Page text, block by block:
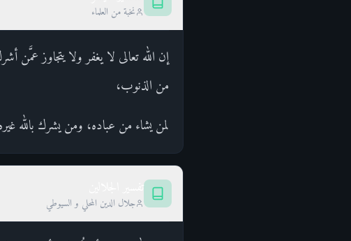
نخبة من العلماء
إن الله تعالى لا يغفر ولا يتجاوز عمَّن
من الذنوب،
لمن يشاء من عباده، ومن يشرك بالله
جلال الدين المحلي و السيوطي